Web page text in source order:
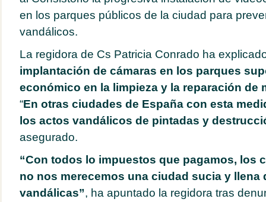
en los parques públicos de la ciudad para
vandálicos.
La regidora de Cs Patricia Conrado ha
implantación de cámaras en los parques
económico en la limpieza y la reparación de
“En otras ciudades de España con esta
los actos vandálicos de pintadas y
asegurado.
“Con todos lo impuestos que pagamos, los
no nos merecemos una ciudad sucia y llena
vandálicas”, ha apuntado la regidora tras